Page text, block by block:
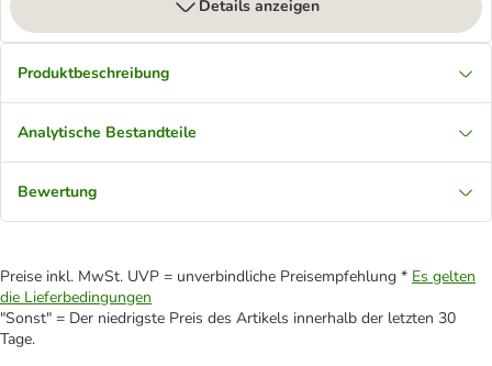
Details anzeigen
Produktbeschreibung
Analytische Bestandteile
Bewertung
Preise inkl. MwSt. UVP = unverbindliche Preisempfehlung * Es gelten
die Lieferbedingungen
"Sonst" = Der niedrigste Preis des Artikels innerhalb der letzten 30
Tage.